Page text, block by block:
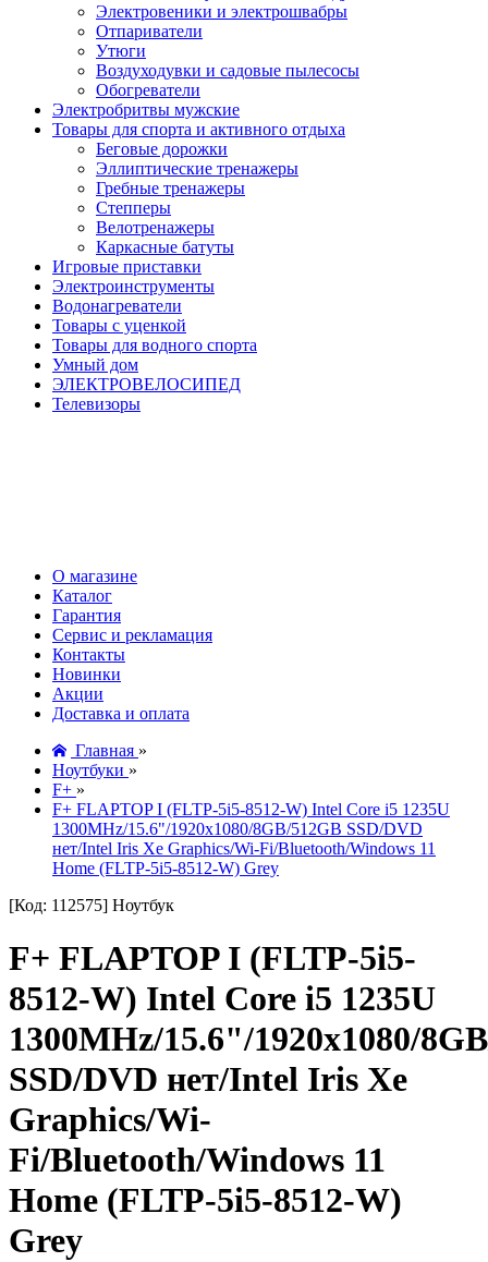
Электровеники и электрошвабры
Отпариватели
Утюги
Воздуходувки и садовые пылесосы
Обогреватели
Электробритвы мужские
Товары для спорта и активного отдыха
Беговые дорожки
Эллиптические тренажеры
Гребные тренажеры
Степперы
Велотренажеры
Каркасные батуты
Игровые приставки
Электроинструменты
Водонагреватели
Товары с уценкой
Товары для водного спорта
Умный дом
ЭЛЕКТРОВЕЛОСИПЕД
Телевизоры
О магазине
Каталог
Гарантия
Сервис и рекламация
Контакты
Новинки
Акции
Доставка и оплата
Главная »
Ноутбуки »
F+ »
F+ FLAPTOP I (FLTP-5i5-8512-W) Intel Core i5 1235U
1300MHz/15.6"/1920x1080/8GB/512GB SSD/DVD
нет/Intel Iris Xe Graphics/Wi-Fi/Bluetooth/Windows 11
Home (FLTP-5i5-8512-W) Grey
[Код: 112575] Ноутбук
F+ FLAPTOP I (FLTP-5i5-
8512-W) Intel Core i5 1235U
1300MHz/15.6"/1920x1080/
SSD/DVD нет/Intel Iris Xe
Graphics/Wi-
Fi/Bluetooth/Windows 11
Home (FLTP-5i5-8512-W)
Grey